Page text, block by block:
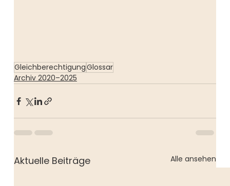
GleichberechtigungGlossar
Archiv 2020–2025
Aktuelle Beiträge Alle ansehen